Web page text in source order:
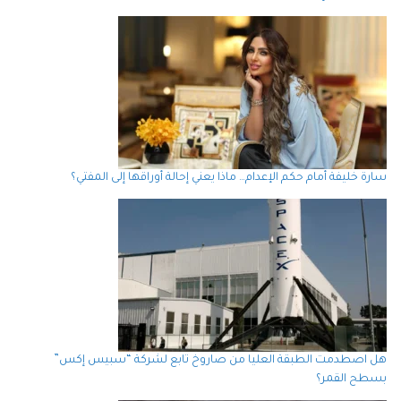
سارة خليفة أمام حكم الإعدام… ماذا يعني إحالة أوراقها إلى المفتي؟
هل اصطدمت الطبقة العليا من صاروخ تابع لشركة “سبيس إكس”
بسطح القمر؟